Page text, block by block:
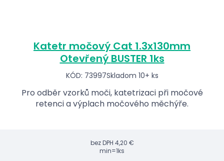
Katetr močový Cat 1.3x130mm
Otevřený BUSTER 1ks
KÓD: 73997Skladom 10+ ks
Pro odběr vzorků moči, katetrizaci při močové
retenci a výplach močového měchýře.
bez DPH 4,20 €
min=1ks